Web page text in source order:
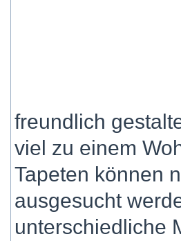
freundlich
viel zu einem
Tapeten können
ausgesucht
unterschiedliche